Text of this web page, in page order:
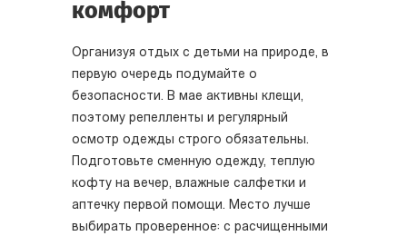
комфорт
Организуя отдых с детьми на природе, в
первую очередь подумайте о
безопасности. В мае активны клещи,
поэтому репелленты и регулярный
осмотр одежды строго обязательны.
Подготовьте сменную одежду, теплую
кофту на вечер, влажные салфетки и
аптечку первой помощи. Место лучше
выбирать проверенное: с расчищенными